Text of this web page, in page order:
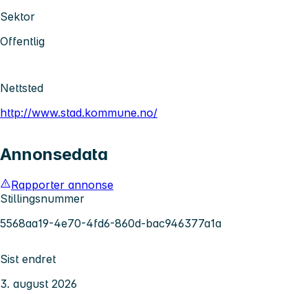
Sektor
Offentlig
Nettsted
http://www.stad.kommune.no/
Annonsedata
Rapporter annonse
Stillingsnummer
5568aa19-4e70-4fd6-860d-bac946377a1a
Sist endret
3. august 2026